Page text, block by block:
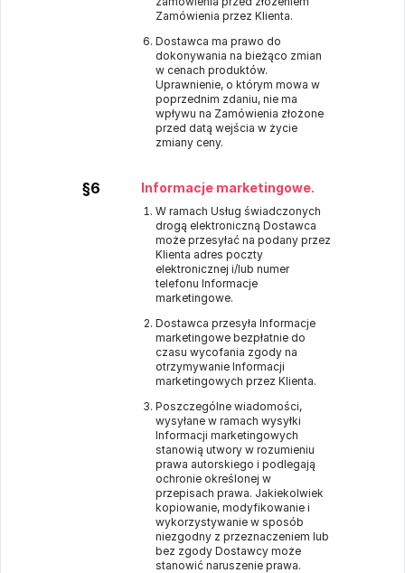
Zamówienia przez Klienta.
Dostawca ma prawo do
dokonywania na bieżąco zmian
w cenach produktów.
Uprawnienie, o którym mowa w
poprzednim zdaniu, nie ma
wpływu na Zamówienia złożone
przed datą wejścia w życie
zmiany ceny.
§6 Informacje marketingowe.
W ramach Usług świadczonych
drogą elektroniczną Dostawca
może przesyłać na podany przez
Klienta adres poczty
elektronicznej i/lub numer
telefonu Informacje
marketingowe.
Dostawca przesyła Informacje
marketingowe bezpłatnie do
czasu wycofania zgody na
otrzymywanie Informacji
marketingowych przez Klienta.
Poszczególne wiadomości,
wysyłane w ramach wysyłki
Informacji marketingowych
stanowią utwory w rozumieniu
prawa autorskiego i podlegają
ochronie określonej w
przepisach prawa. Jakiekolwiek
kopiowanie, modyfikowanie i
wykorzystywanie w sposób
niezgodny z przeznaczeniem lub
bez zgody Dostawcy może
stanowić naruszenie prawa.